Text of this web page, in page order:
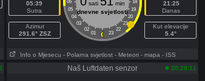
05:39
Sutra
Azimut
291.6° ZSZ
06
18
05
19
04
20
03
21
02
22
01 23
sati
min
dnevne svjetlosti
21:25
Danas
Kut elevacije
5.4°
Info o Mjesecu - Polarna svjetlost - Meteori - mapa - ISS
Naš Luftdaten senzor 20:28:11